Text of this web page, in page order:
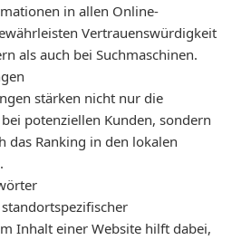
in allen Online-
Vertrauenswürdigkeit
als auch bei Suchmaschinen.
stärken nicht nur die
potenziellen Kunden, sondern
das Ranking in den lokalen
Inhalt einer Website hilft dabei,